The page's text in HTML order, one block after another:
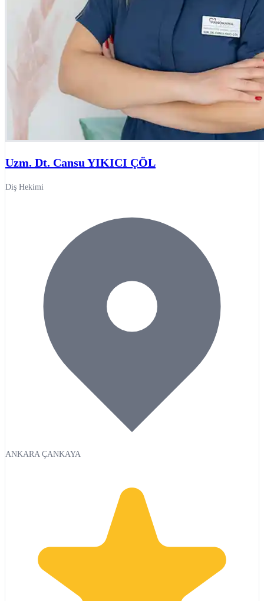
Uzm. Dt. Cansu YIKICI ÇÖL
Diş Hekimi
ANKARA ÇANKAYA